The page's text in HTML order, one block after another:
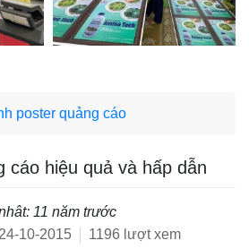
poster quảng cáo
cáo hiệu quả và hấp dẫn
11 năm trước
24-10-2015 1196 lượt xem